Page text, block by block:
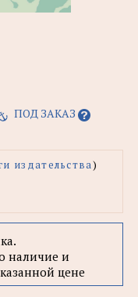
ПОД ЗАКАЗ
издательства)
наличие и
цене